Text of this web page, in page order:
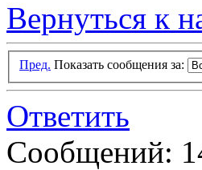
Вернуться к
Пред. Показать сообщения за:
Ответить
Сообщений: